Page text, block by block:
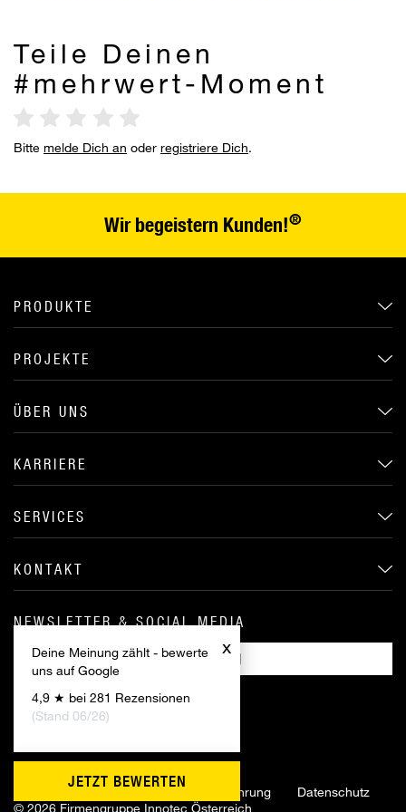
x
Deine Meinung zählt - bewerte
uns auf Google
4,9 ★ bei 281 Rezensionen
(Stand 06/26)
JETZT BEWERTEN
Teile Deinen
#mehrwert-Moment
Bitte melde Dich an oder registriere Dich.
Wir begeistern Kunden!®
PRODUKTE
PROJEKTE
ÜBER UNS
KARRIERE
SERVICES
KONTAKT
NEWSLETTER & SOCIAL MEDIA
ANMELDEN
© 2026 Firmengruppe Innotec Österreich
Impressum AGB Widerrufsbelehrung
Datenschutz